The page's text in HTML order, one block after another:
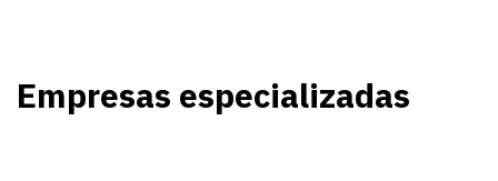
Empresas especializadas